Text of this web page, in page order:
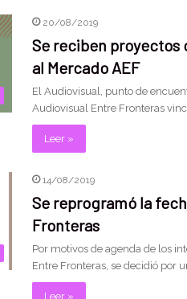
20/08/2019
Se reciben
al Mercado AEF
El Audiovisual, punto de
Audiovisual Entre Fronteras
Leer »
14/08/2019
Se reprogramó la
Fronteras
Por motivos de agenda de los
Entre Fronteras, se decidió por
Leer »